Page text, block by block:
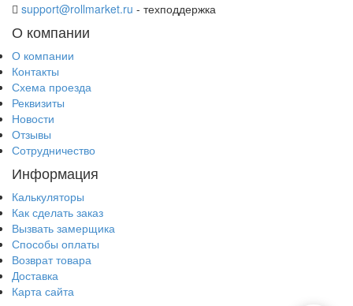
support@rollmarket.ru - техподдержка
О компании
О компании
Контакты
Схема проезда
Реквизиты
Новости
Отзывы
Сотрудничество
Информация
Калькуляторы
Как сделать заказ
Вызвать замерщика
Способы оплаты
Возврат товара
Доставка
Карта сайта